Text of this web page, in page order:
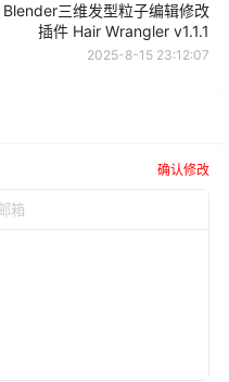
Blender三维发型粒子编辑修改
插件 Hair Wrangler v1.1.1
2025-8-15 23:12:07
确认修改